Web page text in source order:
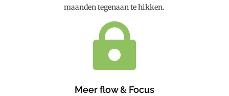
maanden tegenaan te hikken.

Meer flow & Focus